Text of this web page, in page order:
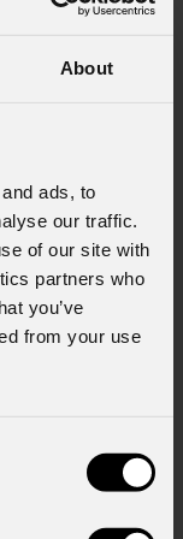
About
ads, to
our traffic.
of our site with
partners who
you’ve
from your use
iniziative di
13 del
ai sensi
*